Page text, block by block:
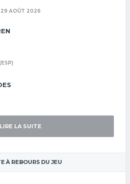
29 AOÛT 2026
LIRE LA SUITE
À REBOURS DU JEU